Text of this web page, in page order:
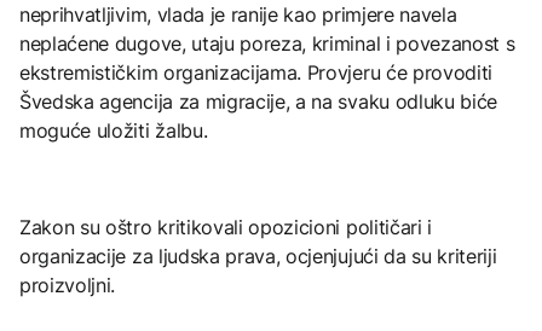
neprihvatljivim, vlada je ranije kao primjere navela
neplaćene dugove, utaju poreza, kriminal i povezanost s
ekstremističkim organizacijama. Provjeru će provoditi
Švedska agencija za migracije, a na svaku odluku biće
moguće uložiti žalbu.
Zakon su oštro kritikovali opozicioni političari i
organizacije za ljudska prava, ocjenjujući da su kriteriji
proizvoljni.